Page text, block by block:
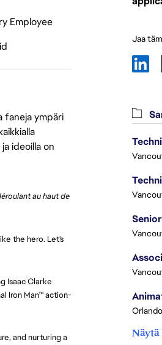
Employee
faneja ympäri
ideoilla on
au haut de
the hero. Let's
Isaac Clarke
Iron Man™ action-
and nurturing a
Jaa